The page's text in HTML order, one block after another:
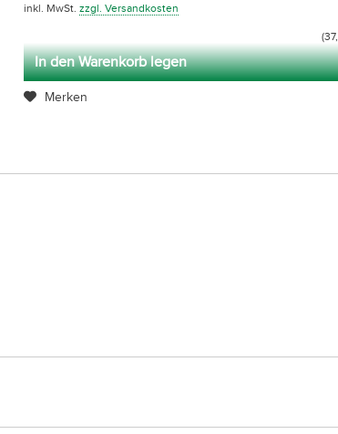
inkl. MwSt.zzgl. Versandkosten
In den Warenkorb legen
Merken